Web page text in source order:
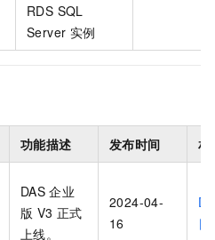
RDS SQL
Server 实例
功能描述 发布时间 相
DAS 企业
版 V3 正式
上线。
2024-04-
16